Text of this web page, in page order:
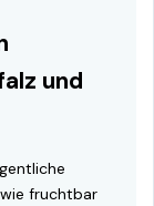
und
fruchtbar